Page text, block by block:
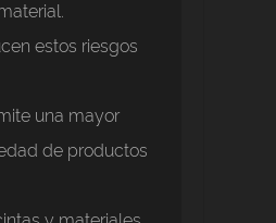
estos riesgos
una mayor
de productos